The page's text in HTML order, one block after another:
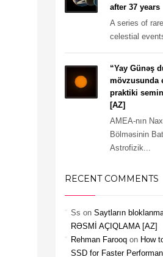
after 37 years
A series of
celestial
“Yay Günəş
mövzusunda
praktiki
[AZ]
AMEA-nın
Bölməsinin
Astrofizik...
RECENT COMMENTS
Ss on Saytların
RƏSMİ AÇIQLAMA [AZ]
Rehman Farooqon How
SSD for Faster